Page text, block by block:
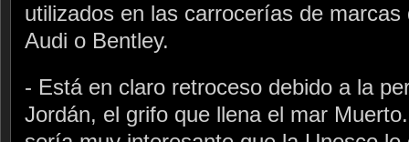
utilizados en las carrocerías de
Audi o Bentley.
- Está en claro retroceso debido a la
Jordán, el grifo que llena el mar